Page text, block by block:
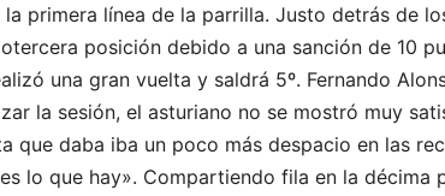
primera línea de la parrilla. Justo detrás de
posición debido a una sanción de 10
una gran vuelta y saldrá 5º. Fernando
la sesión, el asturiano no se mostró muy
daba iba un poco más despacio en las
lo que hay». Compartiendo fila en la décima